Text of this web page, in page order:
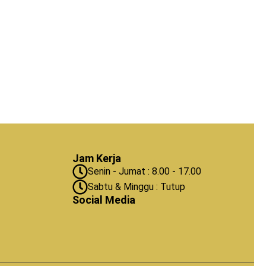
Jam Kerja
Senin - Jumat : 8.00 - 17.00
Sabtu & Minggu : Tutup
Social Media